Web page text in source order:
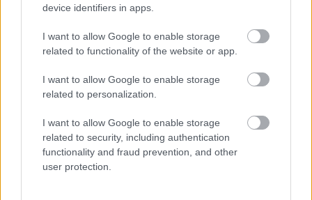
device identifiers in apps.
I want to allow Google to enable storage
related to functionality of the website or app.
I want to allow Google to enable storage
related to personalization.
I want to allow Google to enable storage
related to security, including authentication
functionality and fraud prevention, and other
user protection.
és hagyd, hogy az álmaid szabadon szárnyaljanak.
**Hét év szerencse vár, ha kedvelés és a sok szerencsét